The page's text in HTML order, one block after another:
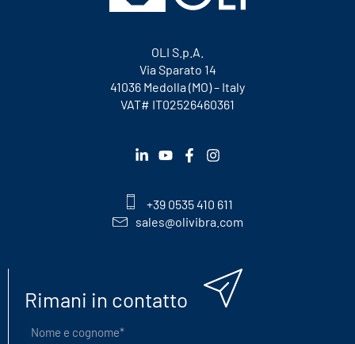
OLI S.p.A.
Via Sparato 14
41036 Medolla (MO) – Italy
VAT# IT02526460361
+39 0535 410 611
sales@olivibra.com
Rimani in contatto